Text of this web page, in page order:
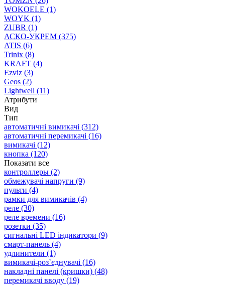
WOKOELE (1)
WOYK (1)
ZUBR (1)
АСКО-УКРЕМ (375)
ATIS (6)
Trinix (8)
KRAFT (4)
Ezviz (3)
Geos (2)
Lightwell (11)
Атрибути
Вид
Тип
автоматичні вимикачі (312)
автоматичні перемикачі (16)
вимикачі (12)
кнопка (120)
Показати все
контроллеры (2)
обмежувачі напруги (9)
пульти (4)
рамки для вимикачів (4)
реле (30)
реле времени (16)
розетки (35)
сигнальні LED індикатори (9)
смарт-панель (4)
удлинители (1)
вимикачі-роз`єднувачі (16)
накладні панелі (кришки) (48)
перемикачі вводу (19)